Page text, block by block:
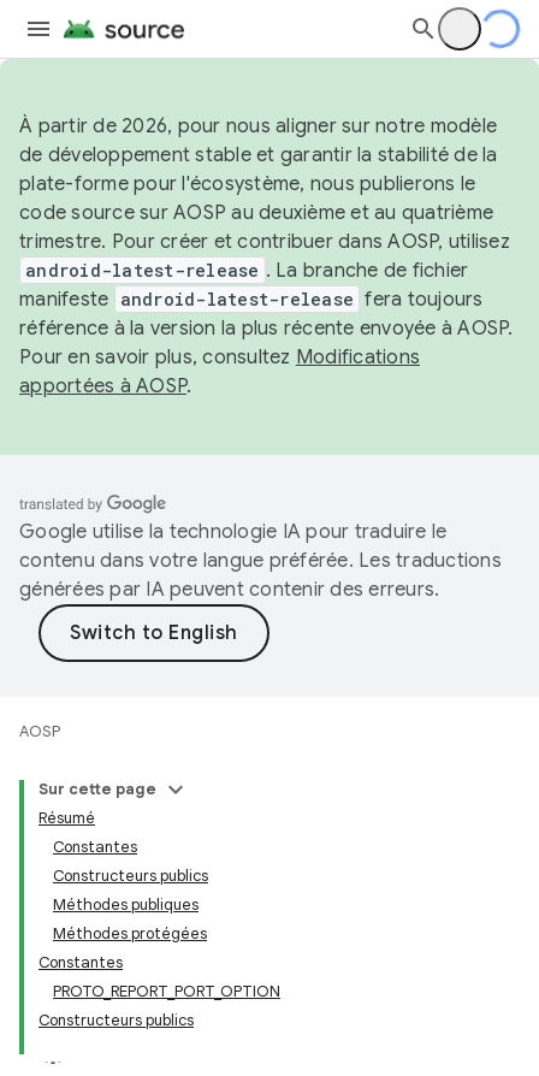
À partir de 2026, pour nous aligner sur notre modèle
de développement stable et garantir la stabilité de la
plate-forme pour l'écosystème, nous publierons le
code source sur AOSP au deuxième et au quatrième
trimestre. Pour créer et contribuer dans AOSP, utilisez
android-latest-release . La branche de fichier
manifeste android-latest-release fera toujours
référence à la version la plus récente envoyée à AOSP.
Pour en savoir plus, consultez Modifications
apportées à AOSP.
Google utilise la technologie IA pour traduire le
contenu dans votre langue préférée. Les traductions
générées par IA peuvent contenir des erreurs.
AOSP
Sur cette page
Résumé
Constantes
Constructeurs publics
Méthodes publiques
Méthodes protégées
Constantes
PROTO_REPORT_PORT_OPTION
Constructeurs publics